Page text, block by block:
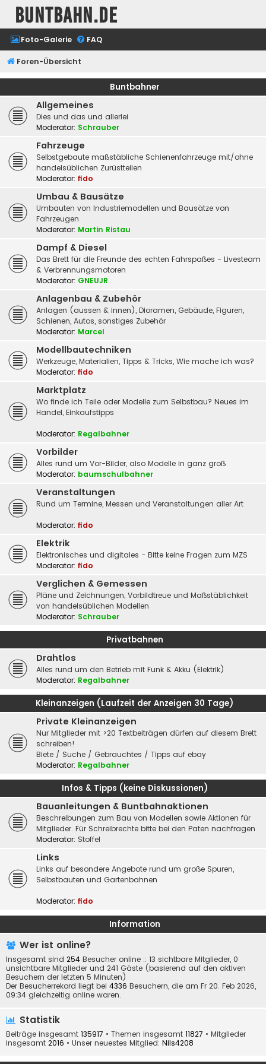
buntbahn.de
Foto-Galerie FAQ
Foren-Übersicht
Buntbahner
Allgemeines
Dies und das und allerlei
Moderator: Schrauber
Fahrzeuge
Selbstgebaute maßstäbliche Schienenfahrzeuge mit/ohne
handelsüblichen Zurüstteilen
Moderator: fido
Umbau & Bausätze
Umbauten von Industriemodellen und Bausätze von
Fahrzeugen
Moderator: Martin Ristau
Dampf & Diesel
Das Brett für die Freunde des echten Fahrspaßes - Livesteam
& Verbrennungsmotoren
Moderator: GNEUJR
Anlagenbau & Zubehör
Anlagen (aussen & innen), Dioramen, Gebäude, Figuren,
Schienen, Autos, sonstiges Zubehör
Moderator: Marcel
Modellbautechniken
Werkzeuge, Materialien, Tipps & Tricks, Wie mache ich was?
Moderator: fido
Marktplatz
Wo finde ich Teile oder Modelle zum Selbstbau? Neues im
Handel, Einkaufstipps
Moderator: Regalbahner
Vorbilder
Alles rund um Vor-Bilder, also Modelle in ganz groß
Moderator: baumschulbahner
Veranstaltungen
Rund um Termine, Messen und Veranstaltungen aller Art
Moderator: fido
Elektrik
Elektronisches und digitales - Bitte keine Fragen zum MZS
Moderator: fido
Verglichen & Gemessen
Pläne und Zeichnungen, Vorbildtreue und Maßstäblichkeit
von handelsüblichen Modellen
Moderator: Schrauber
Privatbahnen
Drahtlos
Alles rund um den Betrieb mit Funk & Akku (Elektrik)
Moderator: Regalbahner
Kleinanzeigen (Laufzeit der Anzeigen 30 Tage)
Private Kleinanzeigen
Nur Mitglieder mit >20 Textbeiträgen dürfen auf diesem Brett
schreiben!
Biete / Suche / Gebrauchtes / Tipps auf ebay
Moderator: Regalbahner
Infos & Tipps (keine Diskussionen)
Bauanleitungen & Buntbahnaktionen
Beschreibungen zum Bau von Modellen sowie Aktionen für
Mitglieder. Für Schreibrechte bitte bei den Paten nachfragen
Moderator: Stoffel
Links
Links auf besondere Angebote rund um große Spuren,
Selbstbauten und Gartenbahnen
Moderator: fido
Information
Wer ist online?
Insgesamt sind 254 Besucher online :: 13 sichtbare Mitglieder, 0
unsichtbare Mitglieder und 241 Gäste (basierend auf den aktiven
Besuchern der letzten 5 Minuten)
Der Besucherrekord liegt bei 4336 Besuchern, die am Fr 20. Feb 2026,
09:34 gleichzeitig online waren.
Statistik
Beiträge insgesamt 135917 • Themen insgesamt 11827 • Mitglieder
insgesamt 2016 • Unser neuestes Mitglied: Nils4208